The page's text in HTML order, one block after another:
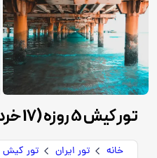
تور کیش 5 روزه (17 خرداد)
خانه تور ایران تور کیش